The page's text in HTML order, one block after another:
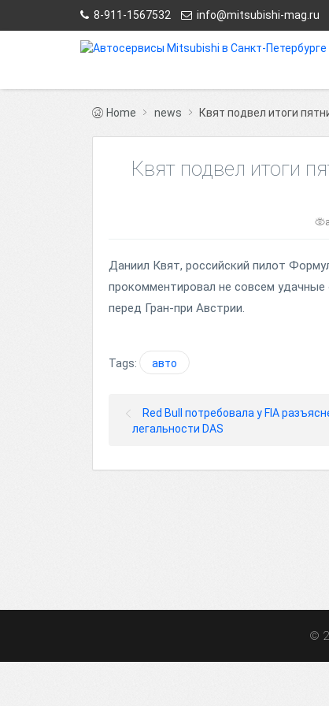
8-911-1567532 info@mitsubishi-mag.ru
Home news Квят подвел итоги
Квят подвел итоги
Даниил Квят, российский пилот
прокомментировал не совсем
перед Гран-при Австрии.
Tags: авто
Red Bull потребовала у FIA
легальности DAS
©